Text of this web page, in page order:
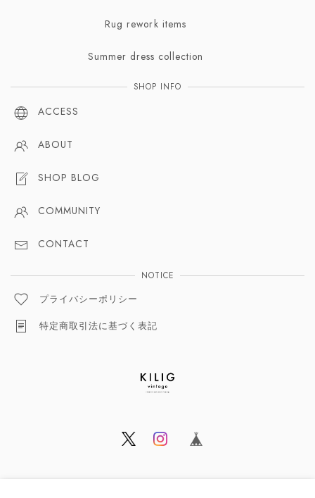
Rug rework items
Summer dress collection
SHOP INFO
ACCESS
ABOUT
SHOP BLOG
COMMUNITY
CONTACT
NOTICE
プライバシーポリシー
特定商取引法に基づく表記